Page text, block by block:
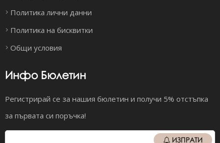
Политика лични данни
Политика на бисквитки
Общи условия
Инфо Бюлетин
Регистрирай се за нашия бюлетин и получи 5% отстъпка
за първата си поръчка!
ИЗПРАТИ